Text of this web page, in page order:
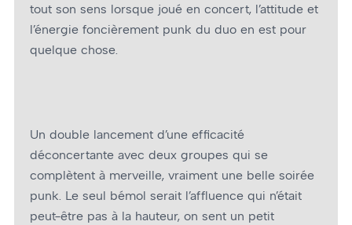
tout son sens lorsque joué en concert, l’attitude et
l’énergie foncièrement punk du duo en est pour
quelque chose.
Un double lancement d’une efficacité
déconcertante avec deux groupes qui se
complètent à merveille, vraiment une belle soirée
punk. Le seul bémol serait l’affluence qui n’était
peut-être pas à la hauteur, on sent un petit